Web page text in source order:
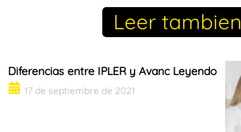
Leer tambien
Diferencias entre IPLER y Avanc Leyendo
17 de septiembre de 2021